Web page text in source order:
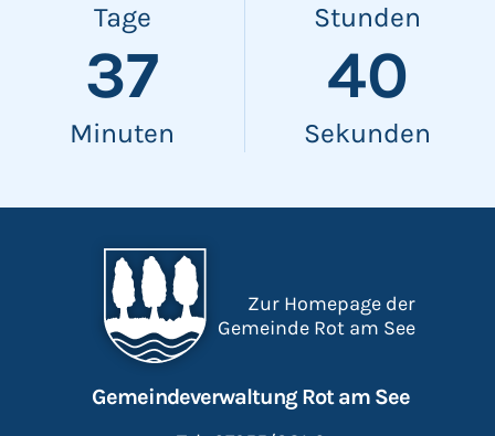
Tage Stunden
37
Minuten
39
Sekunden
Zur Homepage der
Gemeinde Rot am See
Gemeindeverwaltung Rot am See